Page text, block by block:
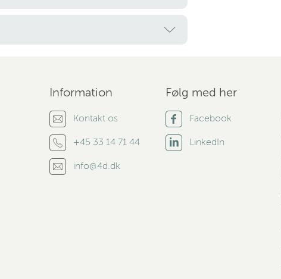
Information
Kontakt os
+45 33 14 71 44
info@4d.dk
Følg med her
Facebook
LinkedIn